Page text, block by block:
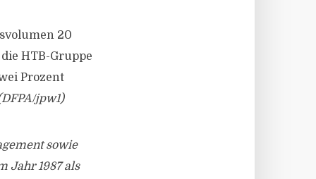
20
HTB-Gruppe
Prozent
jpw1)
sowie
Jahr 1987 als